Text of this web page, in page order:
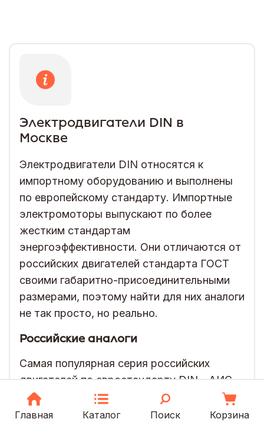
Электродвигатели DIN в
Москве
Электродвигатели DIN относятся к
импортному оборудованию и выполнены
по европейскому стандарту. Импортные
электромоторы выпускают по более
жестким стандартам
энергоэффективности. Они отличаются от
российских двигателей стандарта ГОСТ
своими габаритно-присоединительными
размерами, поэтому найти для них аналоги
не так просто, но реально.
Российские аналоги
Самая популярная серия российских
двигателей по евростандарту DIN - АИС,
которая и представлена в каталоге нашего
интернет-магазина. Это асинхронные
Главная Каталог Поиск Корзина